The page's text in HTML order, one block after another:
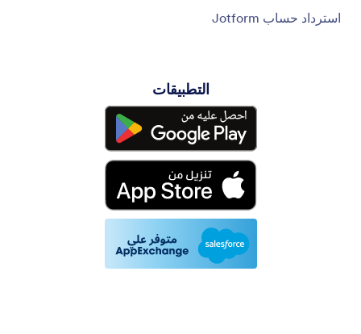
استرداد حساب Jotform
التطبيقات